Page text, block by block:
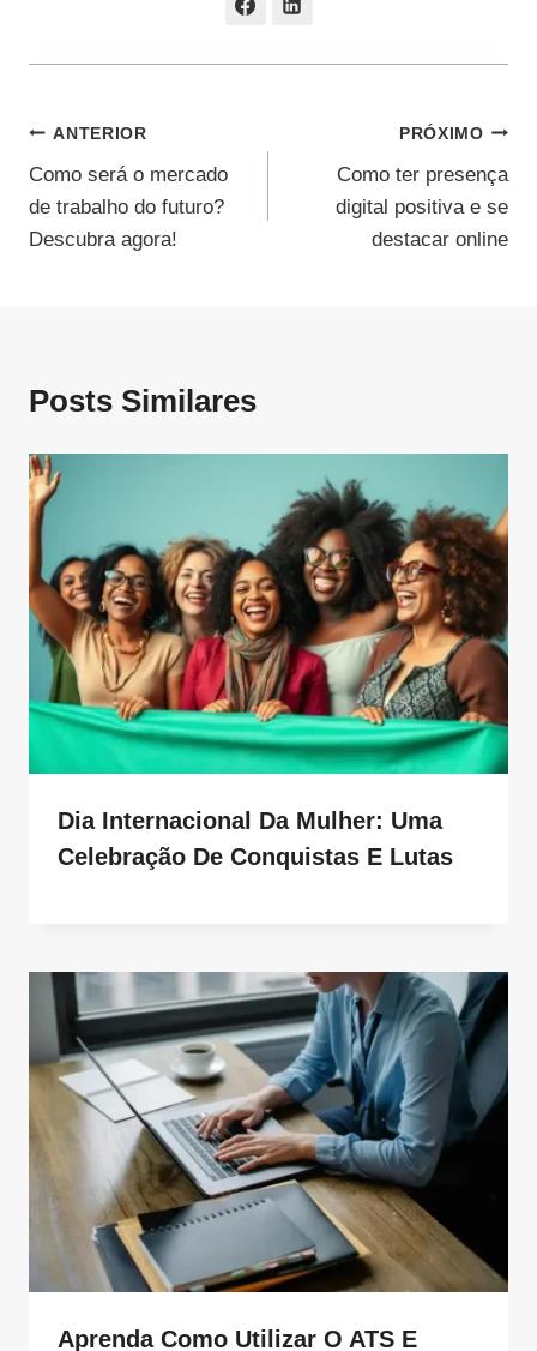
Navegação
De
Post
ANTERIOR
Como será o mercado
de trabalho do futuro?
Descubra agora!
PRÓXIMO
Como ter presença
digital positiva e se
destacar online
Posts Similares
Dia Internacional Da Mulher: Uma
Celebração De Conquistas E Lutas
Aprenda Como Utilizar O ATS E